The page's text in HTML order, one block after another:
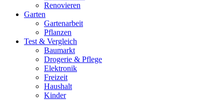
Renovieren
Garten
Gartenarbeit
Pflanzen
Test & Vergleich
Baumarkt
Drogerie & Pflege
Elektronik
Freizeit
Haushalt
Kinder